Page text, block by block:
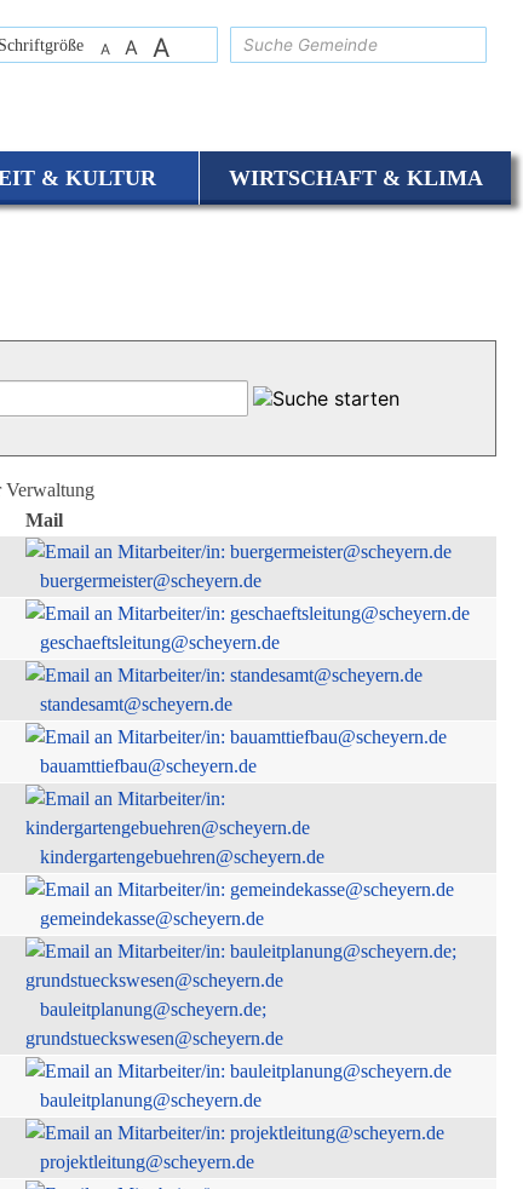
Schriftgröße A A A
& KULTUR WIRTSCHAFT & KLIMA
Verwaltung
Mail
buergermeister@scheyern.de
geschaeftsleitung@scheyern.de
standesamt@scheyern.de
bauamttiefbau@scheyern.de
kindergartengebuehren@scheyern.de
gemeindekasse@scheyern.de
bauleitplanung@scheyern.de;
grundstueckswesen@scheyern.de
bauleitplanung@scheyern.de
projektleitung@scheyern.de